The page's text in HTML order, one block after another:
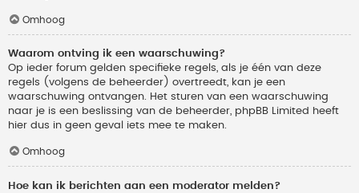
Omhoog
Waarom ontving ik een waarschuwing?
Op ieder forum gelden specifieke regels, als je één van deze
regels (volgens de beheerder) overtreedt, kan je een
waarschuwing ontvangen. Het sturen van een waarschuwing
naar je is een beslissing van de beheerder, phpBB Limited heeft
hier dus in geen geval iets mee te maken.
Omhoog
Hoe kan ik berichten aan een moderator melden?